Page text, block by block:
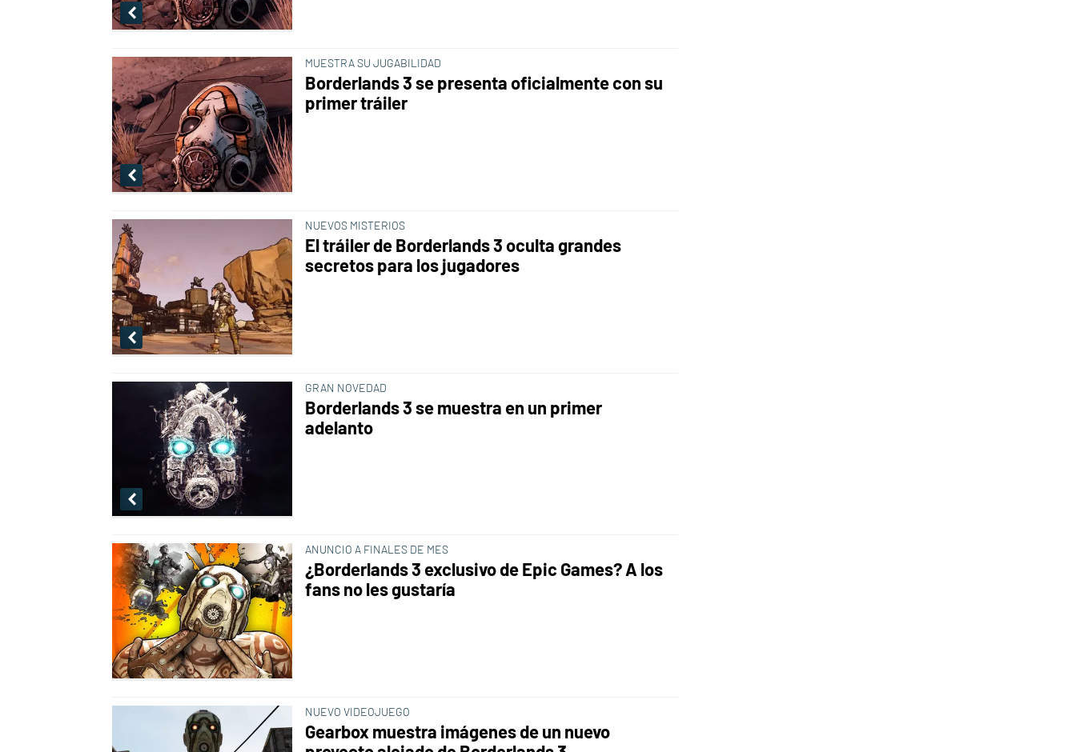
MUESTRA SU JUGABILIDAD
Borderlands 3 se presenta oficialmente con su
primer tráiler
NUEVOS MISTERIOS
El tráiler de Borderlands 3 oculta grandes
secretos para los jugadores
GRAN NOVEDAD
Borderlands 3 se muestra en un primer
adelanto
ANUNCIO A FINALES DE MES
¿Borderlands 3 exclusivo de Epic Games? A los
fans no les gustaría
NUEVO VIDEOJUEGO
Gearbox muestra imágenes de un nuevo